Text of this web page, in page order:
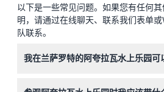
以下是一些常见问题。如果您有任何
明，请通过在线聊天、联系我们表单
队联系。
我在兰萨罗特的阿夸拉瓦水上乐园可